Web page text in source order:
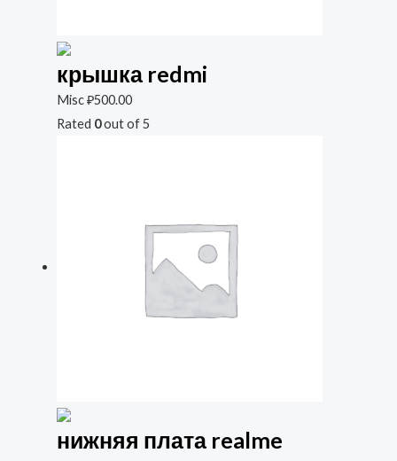
крышка redmi
Misc₽500.00
Rated 0out of 5
нижняя плата realme